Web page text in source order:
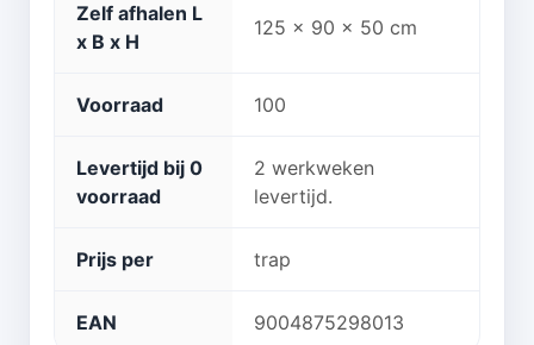
Zelf afhalen L
x B x H
125 x 90 x 50 cm
Voorraad 100
Levertijd bij 0
voorraad
2 werkweken
levertijd.
Prijs per trap
EAN 9004875298013